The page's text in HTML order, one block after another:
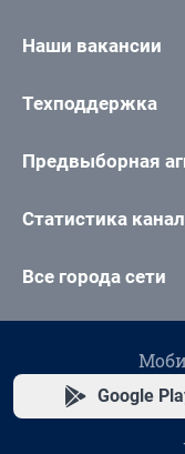
Наши вакансии
Техподдержка
Предвыборная
Статистика
Все города сети
Google